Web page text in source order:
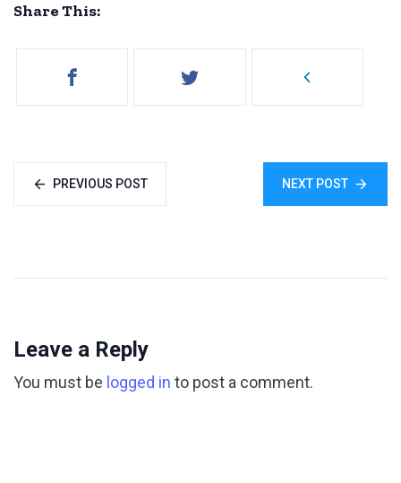
Share This:
PREVIOUS POST NEXT POST
Leave a Reply
You must be logged in to post a comment.